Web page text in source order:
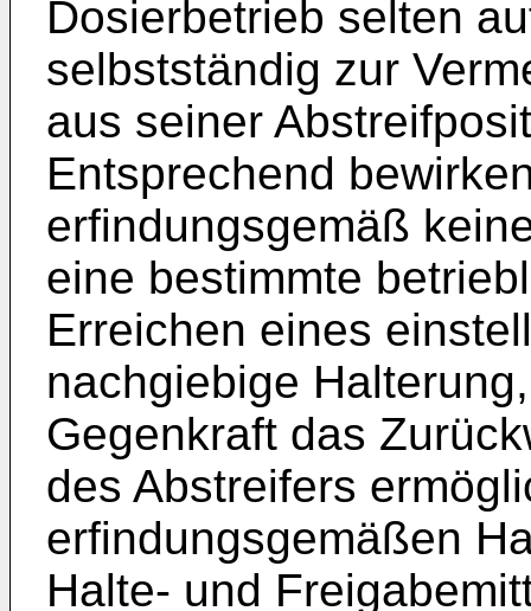
Dosierbetrieb selten
selbstständig zur
aus seiner
Entsprechend
erfindungsgemäß
eine bestimmte
Erreichen eines
nachgiebige
Gegenkraft das
des Abstreifers
erfindungsgemäßen
Halte- und